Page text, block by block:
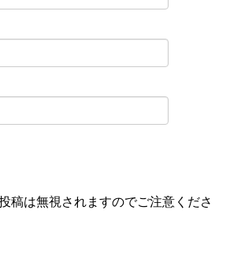
稿は無視されますのでご注意くださ